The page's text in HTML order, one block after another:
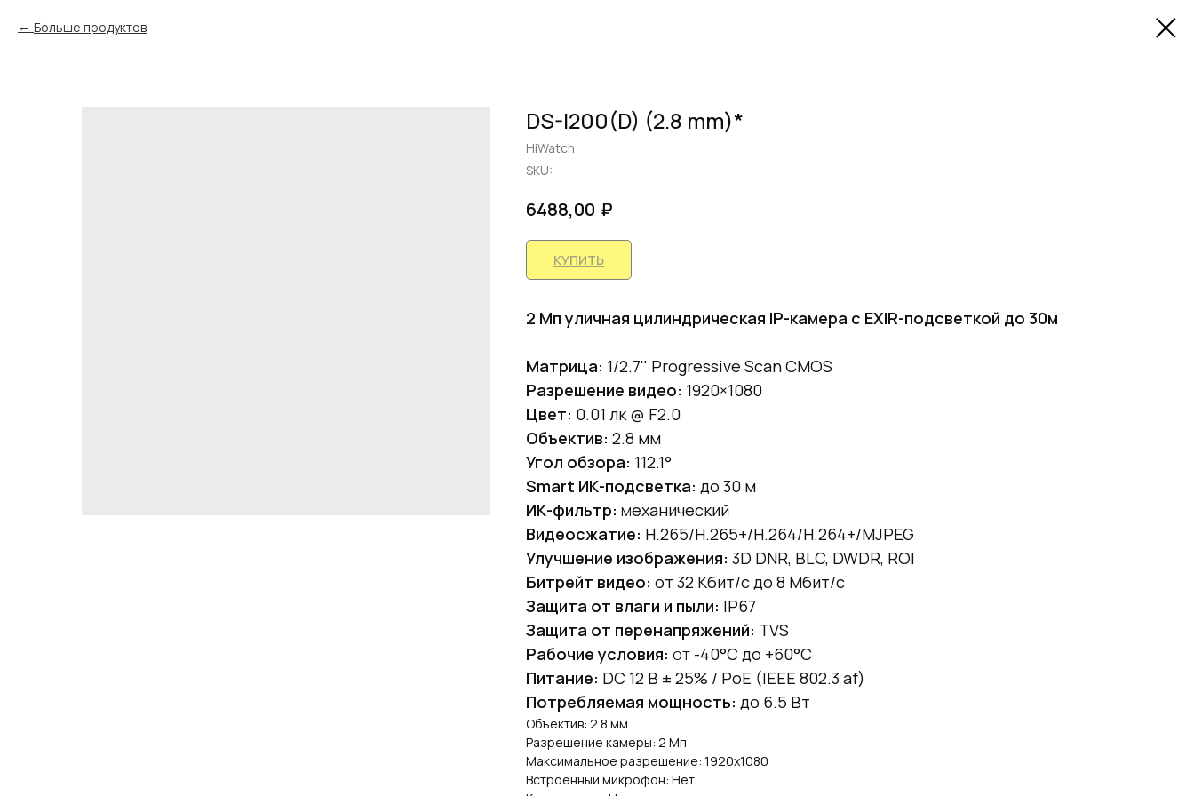
Больше продуктов
DS-I200(D) (2.8 mm)*
HiWatch
SKU:
6488,00 ₽
КУПИТЬ
2 Мп уличная цилиндрическая IP-камера с EXIR-подсветкой до 30м
Матрица: 1/2.7'' Progressive Scan CMOS
Разрешение видео: 1920×1080
Цвет: 0.01 лк @ F2.0
Объектив: 2.8 мм
Угол обзора: 112.1°
Smart ИК-подсветка: до 30 м
ИК-фильтр: механический
Видеосжатие: H.265/H.265+/H.264/H.264+/MJPEG
Улучшение изображения: 3D DNR, BLC, DWDR, ROI
Битрейт видео: от 32 Кбит/с до 8 Мбит/с
Защита от влаги и пыли: IP67
Защита от перенапряжений: TVS
Рабочие условия: от -40°C до +60°C
Питание: DC 12 В ± 25% / PoE (IEEE 802.3 af)
Потребляемая мощность: до 6.5 Вт
Объектив: 2.8 мм
Разрешение камеры: 2 Мп
Максимальное разрешение: 1920x1080
Встроенный микрофон: Нет